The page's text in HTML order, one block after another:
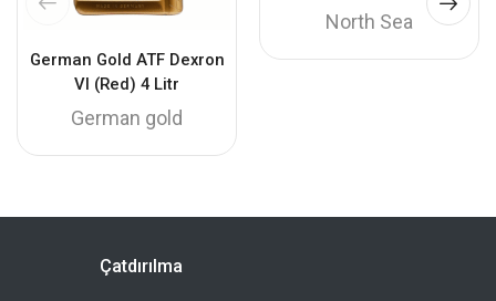
German Gold ATF Dexron
VI (Red) 4 Litr
German gold
North Sea
Çatdırılma